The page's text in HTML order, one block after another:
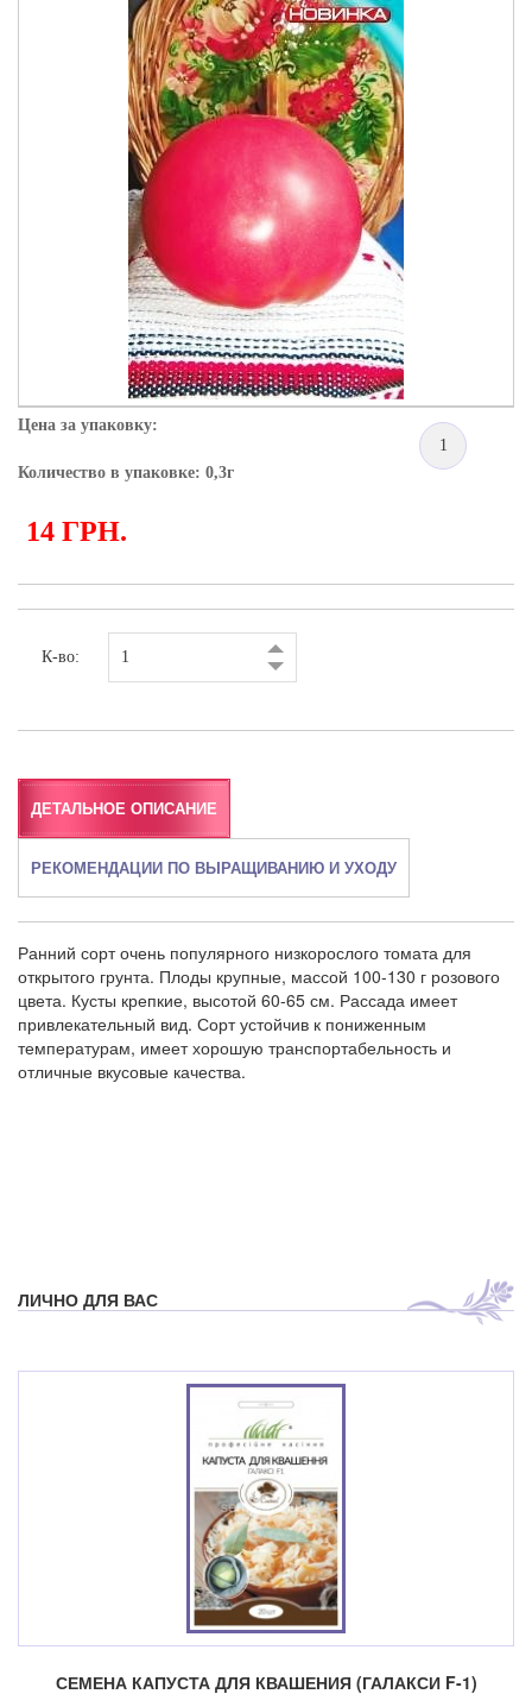
Цена за упаковку:
Количество в упаковке: 0,3г
1
14 ГРН.
К-во:
ДЕТАЛЬНОЕ ОПИСАНИЕ
РЕКОМЕНДАЦИИ ПО ВЫРАЩИВАНИЮ И УХОДУ
Ранний сорт очень популярного низкорослого томата для
открытого грунта. Плоды крупные, массой 100-130 г розового
цвета. Кусты крепкие, высотой 60-65 см. Рассада имеет
привлекательный вид. Сорт устойчив к пониженным
температурам, имеет хорошую транспортабельность и
отличные вкусовые качества.
ЛИЧНО ДЛЯ ВАС
СЕМЕНА КАПУСТА ДЛЯ КВАШЕНИЯ (ГАЛАКСИ F-1)